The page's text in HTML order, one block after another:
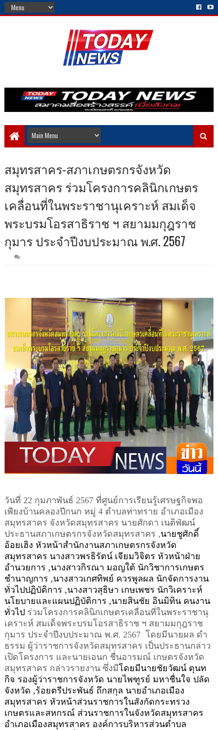
สมุทรสาคร-สภาเกษตรกรจังหวัด
สมุทรสาคร ร่วมโครงการคลินิกเกษตร
เคลื่อนที่ในพระราชานุเคราะห์ สมเด็จ
พระบรมโอรสาธิราช ฯ สยามมกุฎราช
กุมาร ประจำปีงบประมาณ พ.ศ. 2567
วันที่ 22 กุมภาพันธ์ 2567 ที่ศูนย์การเรียนรู้เศรษฐกิจพอ
เพียงบ้านคลองปีกนก หมู่ 4 ตำบลท่าทราย อำเภอเมือง
สมุทรสาคร จังหวัดสมุทรสาคร นายศักดา เนติพัฒน์
ประธานสภาเกษตรกรจังหวัดสมุทรสาคร ,นายชูศักดิ์
อ้อยเฮิง หัวหน้าสำนักงานสภาเกษตรกรจังหวัด
สมุทรสาคร นางสาวพรธิรัตน์ เจียมวิจิตร หัวหน้าฝ่าย
อำนวยการ ,นางสาวกิรณา มอญใต้ นักวิชาการเกษตร
ชำนาญการ ,นางสาวเกศทิพย์ ควรพูลผล นักจัดการงาน
ทั่วไปปฏิบัติการ ,นางสาวสุธิษา เกษเพชร นักวิเคราะห์
นโยบายและแผนปฏิบัติการ ,นายสินชัย อินมิทิน คนงาน
ทั่วไป ร่วมโครงการคลินิกเกษตรเคลื่อนที่ในพระราชานุ
เคราะห์ สมเด็จพระบรมโอรสาธิราช ฯ สยามมกุฎราช
กุมาร ประจำปีงบประมาณ พ.ศ. 2567 โดยมีนายผล ดำ
ธรรม ผู้ว่าราชการจังหวัดสมุทรสาคร เป็นประธานกล่าว
เปิดโครงการ และนายเอนก ชื่นอารมณ์ เกษตรจังหวัด
สมุทรสาคร กล่าวรายงาน ซึ่งมีโดยมีนายชัยวัฒน์ ตุนท
กิจ รองผู้ว่าราชการจังหวัด นายไพฑูรย์ มหาชื่นใจ ปลัด
จังหวัด ,ร้อยตรีประพันธ์ ถึกสกุล นายอำเภอเมือง
สมุทรสาคร หัวหน้าส่วนราชการในสังกัดกระทรวง
เกษตรและสหกรณ์ ส่วนราชการในจังหวัดสมุทรสาคร
อําเภอเมืองสมุทรสาคร องค์การบริหารส่วนตําบล